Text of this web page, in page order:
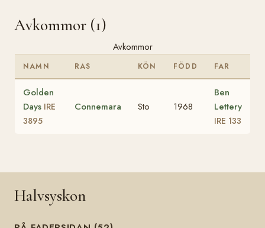
Avkommor (1)
Avkommor
NAMN RAS KÖN FÖDD FAR
Golden
Days IRE
3895
Connemara Sto 1968
Ben
Lettery
IRE 133
Halvsyskon